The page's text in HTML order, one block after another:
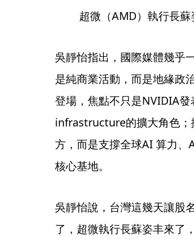
超微（AMD）執行長蘇
吳靜怡指出，國際媒體幾乎
是純商業活動，而是地緣政
登場，焦點不只是NVIDIA
infrastructure的擴大角色；
方，而是支撐全球AI 算力、
核心基地。
吳靜怡說，台灣這幾天讓股
了，超微執行長蘇姿丰來了